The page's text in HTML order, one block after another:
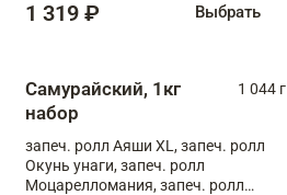
1 319 ₽ Выбрать
Самурайский, 1кг
набор
1 044 г
запеч. ролл Аяши XL, запеч. ролл
Окунь унаги, запеч. ролл
Моцарелломания, запеч. ролл